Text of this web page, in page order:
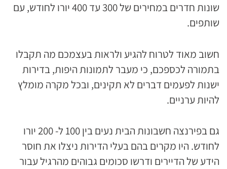
שונות חדרים במחירים של 300 עד 400 יורו לחודש, עם
שותפים.
חשוב מאוד לטרוח להגיע ולראות בעצמכם מה תקבלו
בתמורה לכספכם, כי מעבר לתמונות היפות, בדירות
ישנות לפעמים דברים לא תקינים, ובכל מקרה מומלץ
להיות ערניים.
גם בפירנצה חשבונות הבית נעים בין 100 ל- 200 יורו
לחודש. היו מקרים בהם בעלי הדירות ניצלו את חוסר
הידע של הדיירים ודרשו סכומים גבוהים מהרגיל עבור